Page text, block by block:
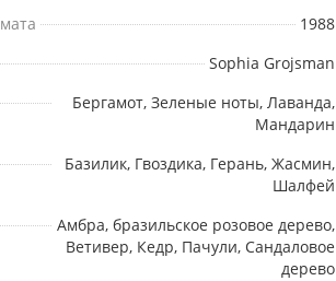
1988
Sophia Grojsman
Бергамот, Зеленые ноты, Лаванда,
Мандарин
Базилик, Гвоздика, Герань, Жасмин,
Шалфей
Амбра, бразильское розовое дерево,
Ветивер, Кедр, Пачули, Сандаловое
дерево